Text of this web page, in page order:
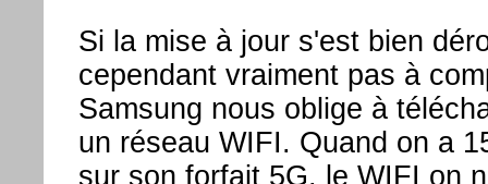
Si la mise à jour s'est bien
cependant vraiment pas à
Samsung nous oblige à
un réseau WIFI. Quand on a
sur son forfait 5G, le WIFI on